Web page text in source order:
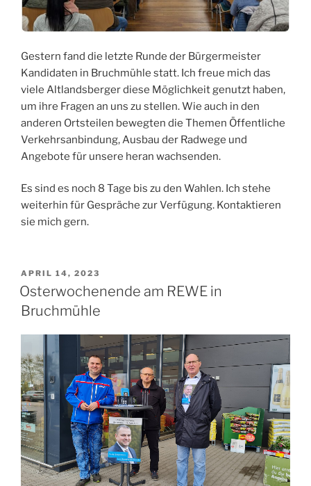
Gestern fand die letzte Runde der Bürgermeister
Kandidaten in Bruchmühle statt. Ich freue mich das
viele Altlandsberger diese Möglichkeit genutzt haben,
um ihre Fragen an uns zu stellen. Wie auch in den
anderen Ortsteilen bewegten die Themen Öffentliche
Verkehrsanbindung, Ausbau der Radwege und
Angebote für unsere heran wachsenden.
Es sind es noch 8 Tage bis zu den Wahlen. Ich stehe
weiterhin für Gespräche zur Verfügung. Kontaktieren
sie mich gern.
VERÖFFENTLICHT
AM
APRIL 14, 2023
Osterwochenende am REWE in
Bruchmühle